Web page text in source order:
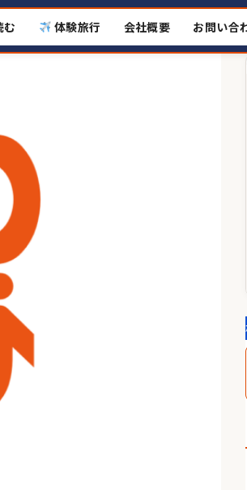
体験旅行 会社概要 お問い合